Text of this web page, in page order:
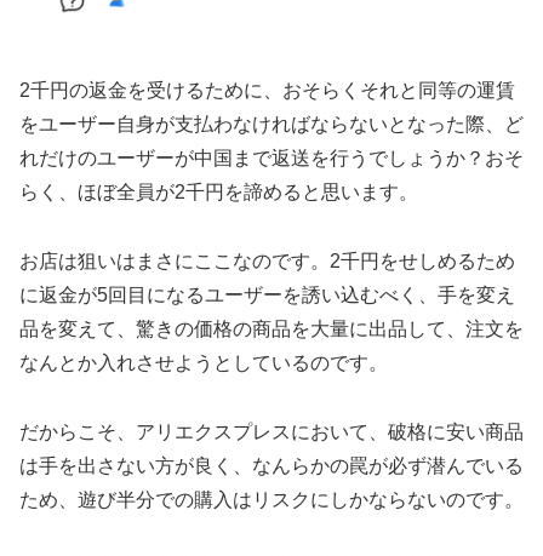
2千円の返金を受けるために、おそらくそれと同等の運賃
をユーザー自身が支払わなければならないとなった際、ど
れだけのユーザーが中国まで返送を行うでしょうか？おそ
らく、ほぼ全員が2千円を諦めると思います。
お店は狙いはまさにここなのです。2千円をせしめるため
に返金が5回目になるユーザーを誘い込むべく、手を変え
品を変えて、驚きの価格の商品を大量に出品して、注文を
なんとか入れさせようとしているのです。
だからこそ、アリエクスプレスにおいて、破格に安い商品
は手を出さない方が良く、なんらかの罠が必ず潜んでいる
ため、遊び半分での購入はリスクにしかならないのです。